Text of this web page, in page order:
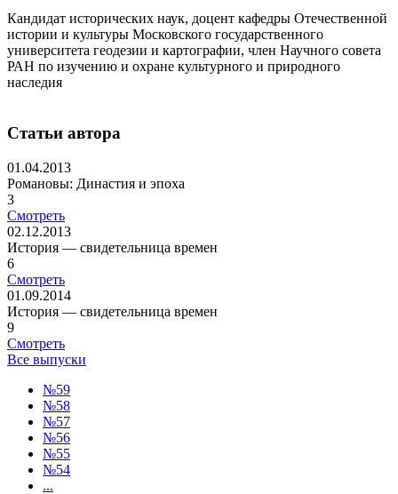
Кандидат исторических наук, доцент кафедры Отечественной
истории и культуры Московского государственного
университета геодезии и картографии, член Научного совета
РАН по изучению и охране культурного и природного
наследия
Статьи автора
01.04.2013
Романовы: Династия и эпоха
3
Смотреть
02.12.2013
История — свидетельница времен
6
Смотреть
01.09.2014
История — свидетельница времен
9
Смотреть
Все выпуски
№59
№58
№57
№56
№55
№54
...